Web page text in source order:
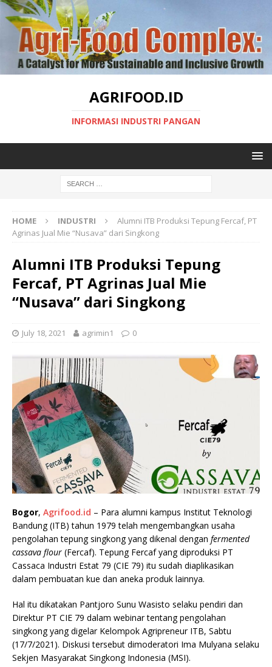
AGRIFOOD.ID
INFORMASI INDUSTRI PANGAN
HOME INDUSTRI
Alumni ITB Produksi Tepung Fercaf, PT
Agrinas Jual Mie “Nusava” dari Singkong
Alumni ITB Produksi Tepung
Fercaf, PT Agrinas Jual Mie
“Nusava” dari Singkong
July 18, 2021 agrimin1 0
Bogor, Agrifood.id – Para alumni kampus Institut Teknologi
Bandung (ITB) tahun 1979 telah mengembangkan usaha
pengolahan tepung singkong yang dikenal dengan fermented
cassava flour (Fercaf). Tepung Fercaf yang diproduksi PT
Cassaca Industri Estat 79 (CIE 79) itu sudah diaplikasikan
dalam pembuatan kue dan aneka produk lainnya.
Hal itu dikatakan Pantjoro Sunu Wasisto selaku pendiri dan
Direktur PT CIE 79 dalam webinar tentang pengolahan
singkong yang digelar Kelompok Agripreneur ITB, Sabtu
(17/7/2021). Diskusi tersebut dimoderatori Ima Mulyana selaku
Sekjen Masyarakat Singkong Indonesia (MSI).